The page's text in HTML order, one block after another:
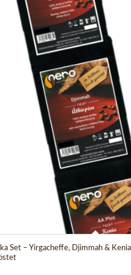
Set – Yirgacheffe, Djimmah &